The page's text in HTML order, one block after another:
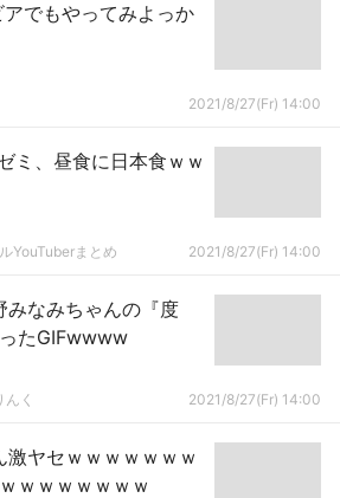
でもやってみよっか
2021/8/27(Fr) 14:00
ミ、昼食に日本食ｗｗ
YouTuberまとめ 2021/8/27(Fr) 14:00
みなみちゃんの『度
たGIFwwww
く 2021/8/27(Fr) 14:00
激ヤセｗｗｗｗｗｗｗ
ｗｗｗｗｗｗｗ